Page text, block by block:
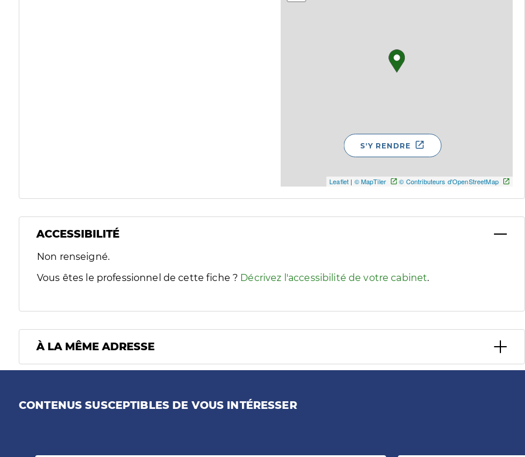
Leaflet | © MapTiler © Contributeurs d'OpenStreetMap
S'Y RENDRE
ACCESSIBILITÉ
Filtres
Sélectionnez un ou plusieurs handicaps/besoins spécifiques pour afficher les informations d'accessibilité associées
Non renseigné.
Vous êtes le professionnel de cette fiche ? Décrivez l'accessibilité de votre cabinet.
À LA MÊME ADRESSE
CONTENUS SUSCEPTIBLES DE VOUS INTÉRESSER